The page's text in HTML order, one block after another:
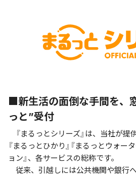
■新生活の面倒な手間を、
っと”受付
『まるっとシリーズ』は、当社が提
『まるっとひかり』『まるっとウォー
ョン』、各サービスの総称です。
従来、引越しには公共機関や銀行